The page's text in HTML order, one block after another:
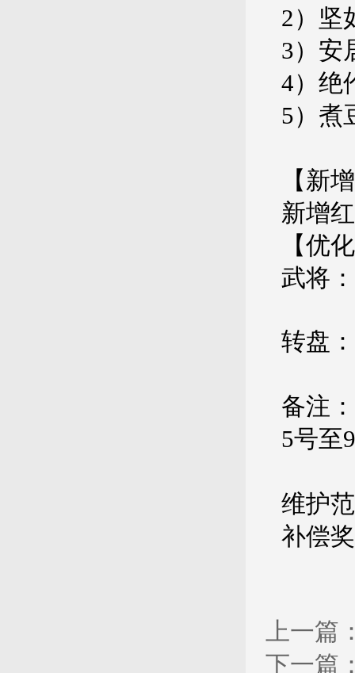
2）坚
3）安
4）绝
5）煮
【新
新增
【优
武将
转盘
备注
5号至
维护
补偿
上一篇
下一篇